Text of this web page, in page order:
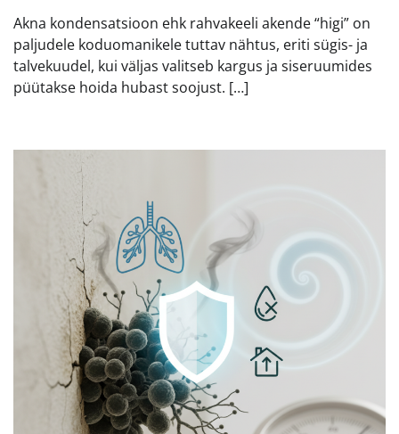
Akna kondensatsioon ehk rahvakeeli akende “higi” on
paljudele koduomanikele tuttav nähtus, eriti sügis- ja
talvekuudel, kui väljas valitseb kargus ja siseruumides
püütakse hoida hubast soojust. […]